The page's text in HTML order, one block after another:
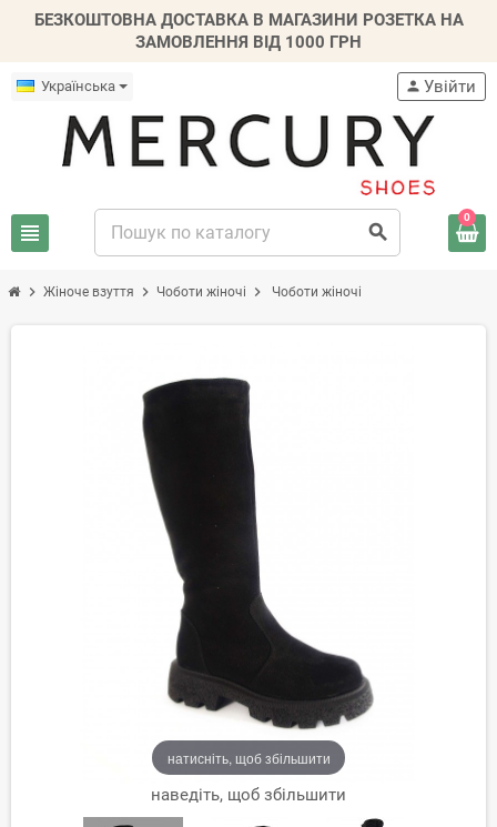
БЕЗКОШТОВНА ДОСТАВКА В МАГАЗИНИ РОЗЕТКА НА
ЗАМОВЛЕННЯ ВІД 1000 ГРН
Українська
view_headline search
person Увійти
0
chevron_right Жіноче взуття chevron_right Чоботи жіночі chevron_right Чоботи жіночі
натисніть, щоб збільшити
наведіть, щоб збільшити